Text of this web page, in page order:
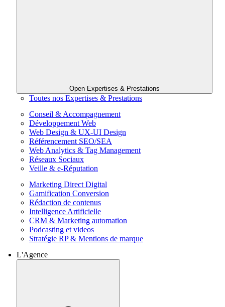
Open Expertises & Prestations
Toutes nos Expertises & Prestations
Conseil & Accompagnement
Développement Web
Web Design & UX-UI Design
Référencement SEO/SEA
Web Analytics & Tag Management
Réseaux Sociaux
Veille & e-Réputation
Marketing Direct Digital
Gamification Conversion
Rédaction de contenus
Intelligence Artificielle
CRM & Marketing automation
Podcasting et videos
Stratégie RP & Mentions de marque
L'Agence